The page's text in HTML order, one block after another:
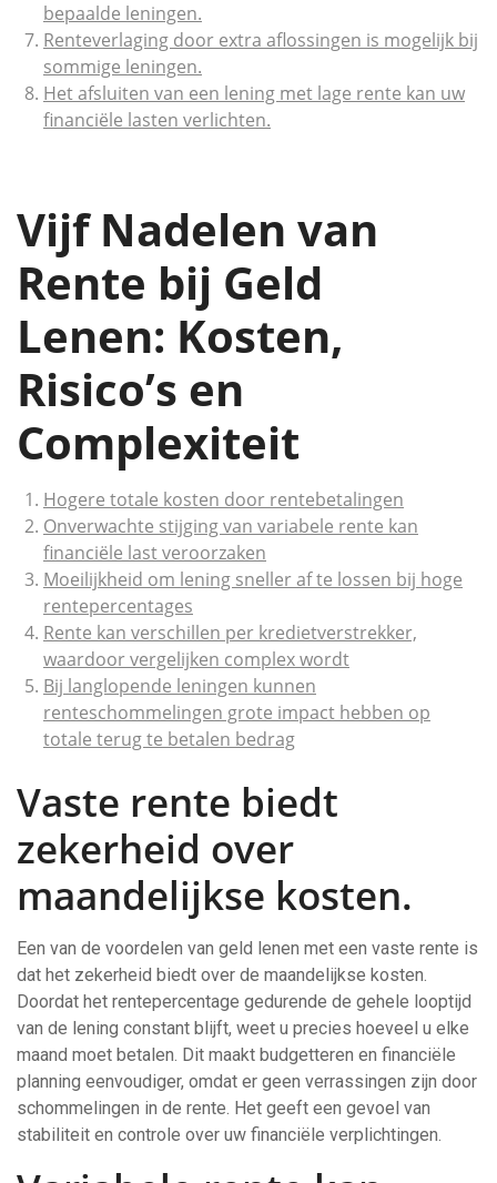
bepaalde leningen.
Renteverlaging door extra aflossingen is mogelijk bij
sommige leningen.
Het afsluiten van een lening met lage rente kan uw
financiële lasten verlichten.
Vijf Nadelen van
Rente bij Geld
Lenen: Kosten,
Risico’s en
Complexiteit
Hogere totale kosten door rentebetalingen
Onverwachte stijging van variabele rente kan
financiële last veroorzaken
Moeilijkheid om lening sneller af te lossen bij hoge
rentepercentages
Rente kan verschillen per kredietverstrekker,
waardoor vergelijken complex wordt
Bij langlopende leningen kunnen
renteschommelingen grote impact hebben op
totale terug te betalen bedrag
Vaste rente biedt
zekerheid over
maandelijkse kosten.
Een van de voordelen van geld lenen met een vaste rente is
dat het zekerheid biedt over de maandelijkse kosten.
Doordat het rentepercentage gedurende de gehele looptijd
van de lening constant blijft, weet u precies hoeveel u elke
maand moet betalen. Dit maakt budgetteren en financiële
planning eenvoudiger, omdat er geen verrassingen zijn door
schommelingen in de rente. Het geeft een gevoel van
stabiliteit en controle over uw financiële verplichtingen.